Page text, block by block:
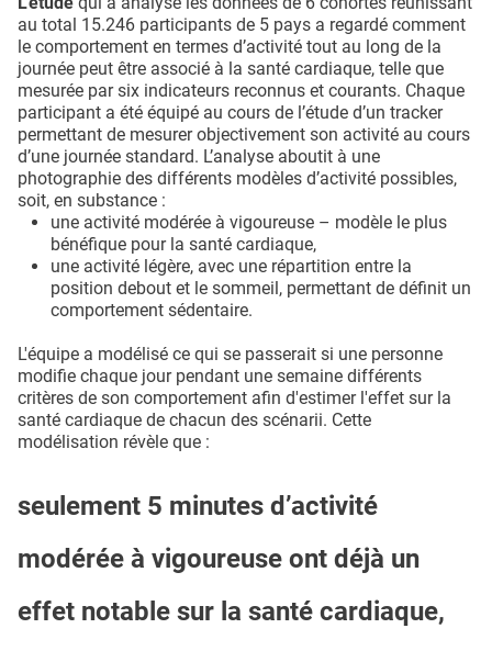
au total 15.246 participants de 5 pays a regardé comment
le comportement en termes d’activité tout au long de la
journée peut être associé à la santé cardiaque, telle que
mesurée par six indicateurs reconnus et courants. Chaque
participant a été équipé au cours de l’étude d’un tracker
permettant de mesurer objectivement son activité au cours
d’une journée standard. L’analyse aboutit à une
photographie des différents modèles d’activité possibles,
soit, en substance :
une activité modérée à vigoureuse – modèle le plus
bénéfique pour la santé cardiaque,
une activité légère, avec une répartition entre la
position debout et le sommeil, permettant de définit un
comportement sédentaire.
L'équipe a modélisé ce qui se passerait si une personne
modifie chaque jour pendant une semaine différents
critères de son comportement afin d'estimer l'effet sur la
santé cardiaque de chacun des scénarii. Cette
modélisation révèle que :
seulement 5 minutes d’activité
modérée à vigoureuse ont déjà un
effet notable sur la santé cardiaque,